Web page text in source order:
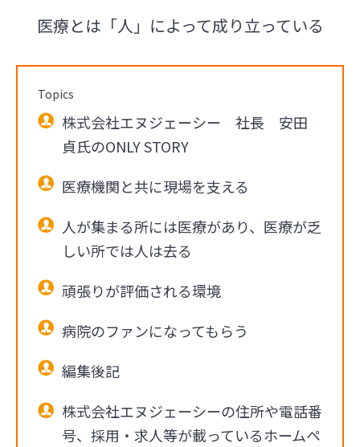
医療とは「人」によって成り立っている
Topics
株式会社エヌジェーシー 社長 安田
貞氏のONLY STORY
医療機関と共に現場を支える
人が集まる所には医療があり、医療が乏
しい所では人は去る
頑張りが評価される環境
病院のファンになってもらう
編集後記
株式会社エヌジェーシーの住所や電話番
号、採用・求人等が載っているホームペ